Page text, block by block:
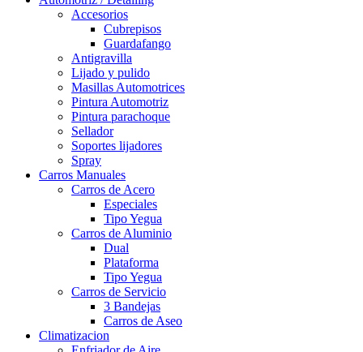
Accesorios
Cubrepisos
Guardafango
Antigravilla
Lijado y pulido
Masillas Automotrices
Pintura Automotriz
Pintura parachoque
Sellador
Soportes lijadores
Spray
Carros Manuales
Carros de Acero
Especiales
Tipo Yegua
Carros de Aluminio
Dual
Plataforma
Tipo Yegua
Carros de Servicio
3 Bandejas
Carros de Aseo
Climatizacion